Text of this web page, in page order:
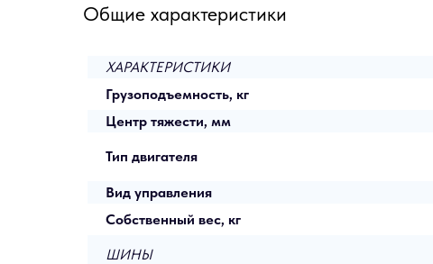
Общие характеристики
ХАРАКТЕРИСТИКИ
Грузоподъемность, кг
Центр тяжести, мм
Тип двигателя
Вид управления
Собственный вес, кг
ШИНЫ